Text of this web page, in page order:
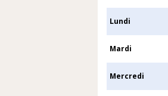
Lundi
Mardi
Mercredi